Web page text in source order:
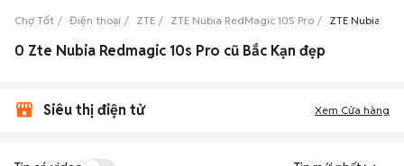
Chợ Tốt Điện thoại ZTE ZTE Nubia RedMagic 10S Pro ZTE Nubia
0 Zte Nubia Redmagic 10s Pro cũ Bắc Kạn đẹp
Siêu thị điện tử Xem Cửa hàng